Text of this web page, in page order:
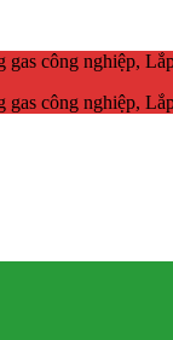
công nghiệp,
công nghiệp,